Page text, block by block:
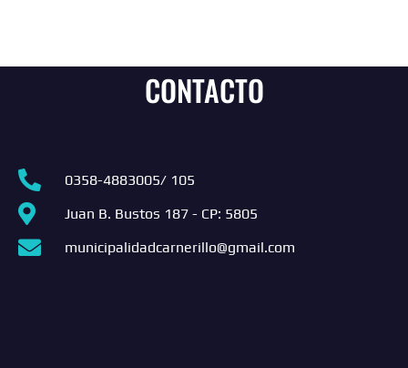
CONTACTO
0358-4883005/ 105
Juan B. Bustos 187 - CP: 5805
municipalidadcarnerillo@gmail.com